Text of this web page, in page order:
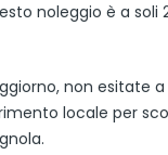
noleggio è a soli
non esitate
locale per